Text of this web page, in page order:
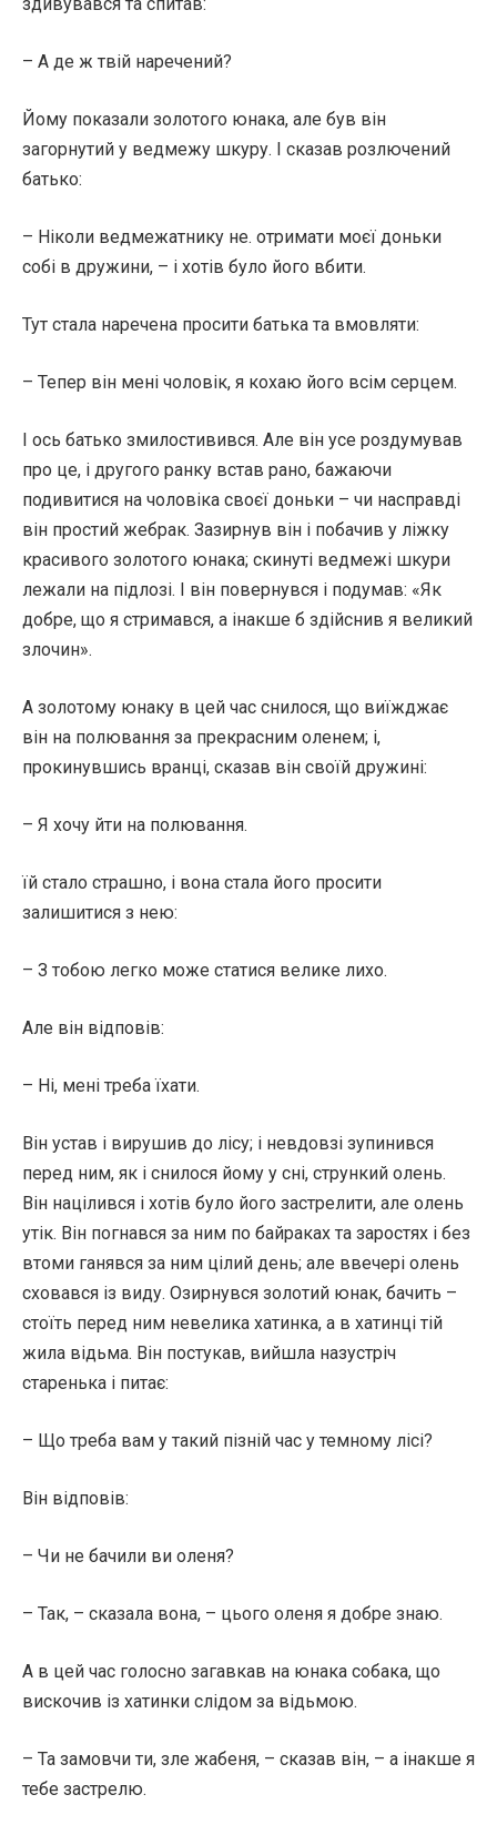
– А де ж твій наречений?
Йому показали золотого юнака, але був він
загорнутий у ведмежу шкуру. І сказав розлючений
батько:
– Ніколи ведмежатнику не. отримати моєї доньки
собі в дружини, – і хотів було його вбити.
Тут стала наречена просити батька та вмовляти:
– Тепер він мені чоловік, я кохаю його всім серцем.
І ось батько змилостивився. Але він усе роздумував
про це, і другого ранку встав рано, бажаючи
подивитися на чоловіка своєї доньки – чи насправді
він простий жебрак. Зазирнув він і побачив у ліжку
красивого золотого юнака; скинуті ведмежі шкури
лежали на підлозі. І він повернувся і подумав: «Як
добре, що я стримався, а інакше б здійснив я великий
злочин».
А золотому юнаку в цей час снилося, що виїжджає
він на полювання за прекрасним оленем; і,
прокинувшись вранці, сказав він своїй дружині:
– Я хочу йти на полювання.
їй стало страшно, і вона стала його просити
залишитися з нею:
– З тобою легко може статися велике лихо.
Але він відповів:
– Ні, мені треба їхати.
Він устав і вирушив до лісу; і невдовзі зупинився
перед ним, як і снилося йому у сні, стрункий олень.
Він націлився і хотів було його застрелити, але олень
утік. Він погнався за ним по байраках та заростях і без
втоми ганявся за ним цілий день; але ввечері олень
сховався із виду. Озирнувся золотий юнак, бачить –
стоїть перед ним невелика хатинка, а в хатинці тій
жила відьма. Він постукав, вийшла назустріч
старенька і питає:
– Що треба вам у такий пізній час у темному лісі?
Він відповів:
– Чи не бачили ви оленя?
– Так, – сказала вона, – цього оленя я добре знаю.
А в цей час голосно загавкав на юнака собака, що
вискочив із хатинки слідом за відьмою.
– Та замовчи ти, зле жабеня, – сказав він, – а інакше я
тебе застрелю.